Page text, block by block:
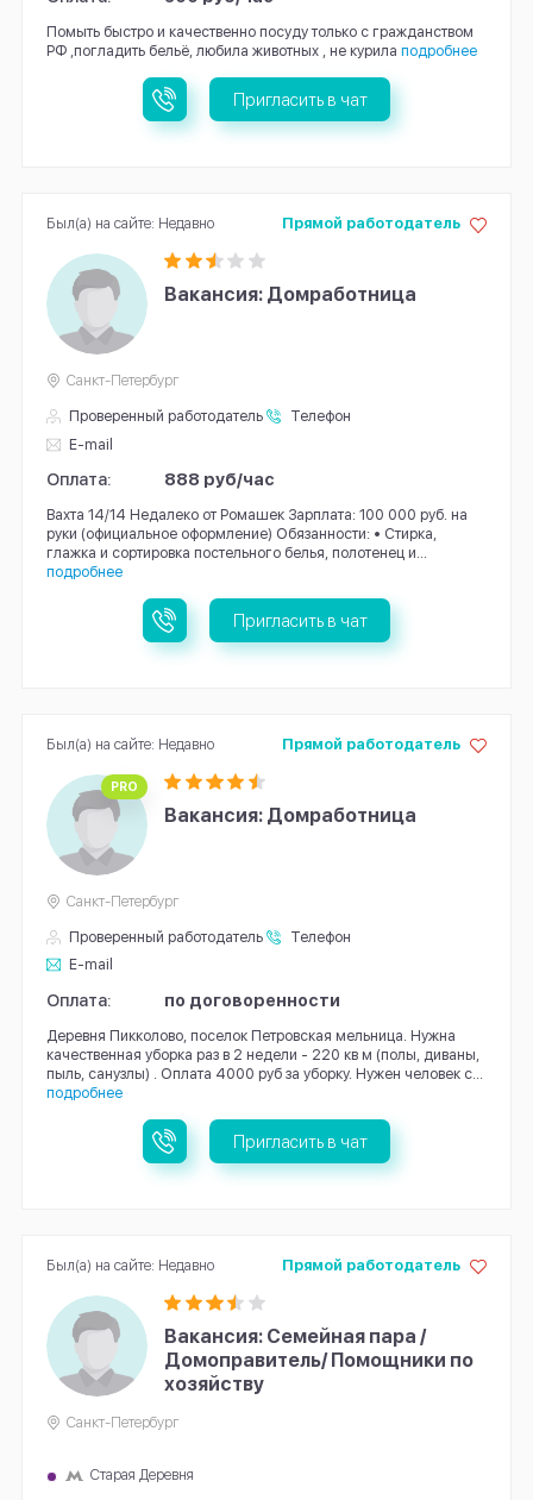
Помыть быстро и качественно посуду только с гражданством
РФ ,погладить бельё, любила животных , не курила подробнее
Пригласить в чат
Вакансия: Домработница
Проверенный работодатель
Телефон
E-mail
Прямой работодатель
Санкт-Петербург
Оплата: 888 руб/час
Вахта 14/14 Недалеко от Ромашек Зарплата: 100 000 руб. на
руки (официальное оформление) Обязанности: • Стирка,
глажка и сортировка постельного белья, полотенец и...
подробнее
Был(а) на сайте: Недавно
Пригласить в чат
PRO
Вакансия: Домработница
Проверенный работодатель
Телефон
E-mail
Прямой работодатель
Санкт-Петербург
Оплата: по договоренности
Деревня Пикколово, поселок Петровская мельница. Нужна
качественная уборка раз в 2 недели - 220 кв м (полы, диваны,
пыль, санузлы) . Оплата 4000 руб за уборку. Нужен человек с...
подробнее
Был(а) на сайте: Недавно
Пригласить в чат
Вакансия: Семейная пара /
Домоправитель/ Помощники по
хозяйству
Прямой работодатель
Санкт-Петербург
Старая Деревня
Был(а) на сайте: Недавно